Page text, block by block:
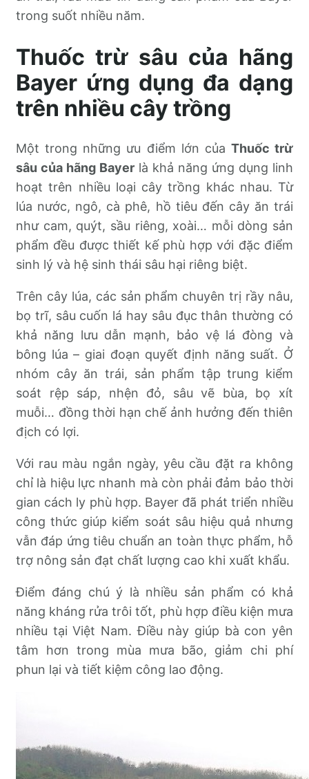
trong suốt nhiều năm.
Thuốc trừ sâu của hãng
Bayer ứng dụng đa dạng
trên nhiều cây trồng
Một trong những ưu điểm lớn của Thuốc trừ
sâu của hãng Bayer là khả năng ứng dụng linh
hoạt trên nhiều loại cây trồng khác nhau. Từ
lúa nước, ngô, cà phê, hồ tiêu đến cây ăn trái
như cam, quýt, sầu riêng, xoài… mỗi dòng sản
phẩm đều được thiết kế phù hợp với đặc điểm
sinh lý và hệ sinh thái sâu hại riêng biệt.
Trên cây lúa, các sản phẩm chuyên trị rầy nâu,
bọ trĩ, sâu cuốn lá hay sâu đục thân thường có
khả năng lưu dẫn mạnh, bảo vệ lá đòng và
bông lúa – giai đoạn quyết định năng suất. Ở
nhóm cây ăn trái, sản phẩm tập trung kiểm
soát rệp sáp, nhện đỏ, sâu vẽ bùa, bọ xít
muỗi… đồng thời hạn chế ảnh hưởng đến thiên
địch có lợi.
Với rau màu ngắn ngày, yêu cầu đặt ra không
chỉ là hiệu lực nhanh mà còn phải đảm bảo thời
gian cách ly phù hợp. Bayer đã phát triển nhiều
công thức giúp kiểm soát sâu hiệu quả nhưng
vẫn đáp ứng tiêu chuẩn an toàn thực phẩm, hỗ
trợ nông sản đạt chất lượng cao khi xuất khẩu.
Điểm đáng chú ý là nhiều sản phẩm có khả
năng kháng rửa trôi tốt, phù hợp điều kiện mưa
nhiều tại Việt Nam. Điều này giúp bà con yên
tâm hơn trong mùa mưa bão, giảm chi phí
phun lại và tiết kiệm công lao động.